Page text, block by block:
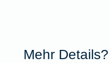
Mehr